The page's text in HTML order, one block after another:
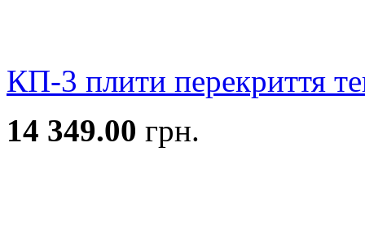
КП-3 плити перекриття
14 349.00 грн.